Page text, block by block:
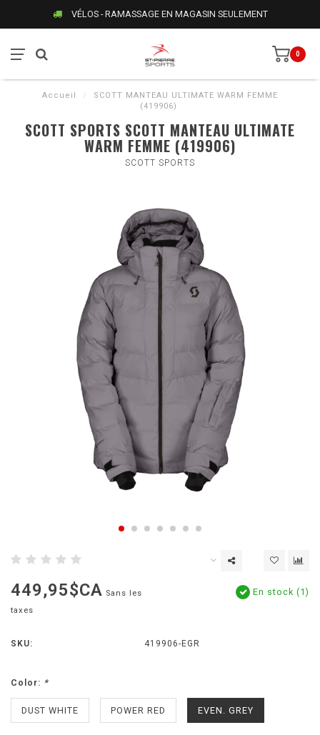
VÉLOS - RAMASSAGE EN MAGASIN SEULEMENT
0
Accueil /
SCOTT MANTEAU ULTIMATE WARM FEMME
(419906)
SCOTT SPORTS SCOTT MANTEAU ULTIMATE
WARM FEMME (419906)
SCOTT SPORTS
449,95$CA Sans les
taxes
En stock (1)
SKU: 419906-EGR
Color: *
DUST WHITE POWER RED EVEN. GREY